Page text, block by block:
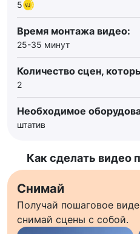
5
Время монтажа видео:
25-35 минут
Количество сцен,
2
Необходимое
штатив
Как сделать видео
Снимай
Получай пошаговое
снимай сцены с собой.